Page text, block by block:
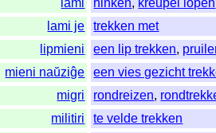
lami
hinken, kreupel lopen
lami je
trekken met
lipmieni
een lip trekken,
mieni naŭziĝe
een vies gezicht
migri
rondreizen,
militiri
te velde trekken